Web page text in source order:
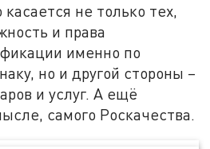
не только тех,
и права
именно по
но и другой стороны –
и услуг. А ещё
самого Роскачества.